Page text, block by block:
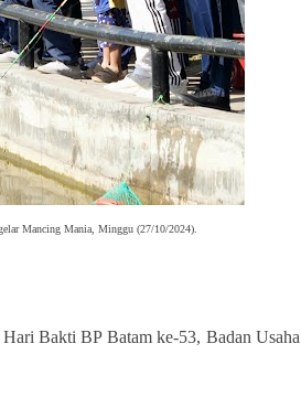
Mancing Mania, Minggu (27/10/2024).
Bakti BP Batam ke-53, Badan Usaha